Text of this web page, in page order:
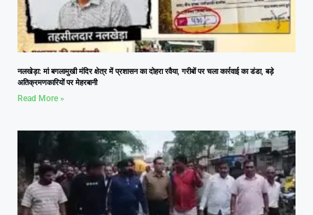
नलखेड़ा: मां बगलामुखी मंदिर क्षेत्र में प्रशासन का दोहरा रवैया, गरीबों पर चला कार्रवाई का डंडा, बड़े
अतिक्रमणकारियों पर मेहरबानी
Read More »